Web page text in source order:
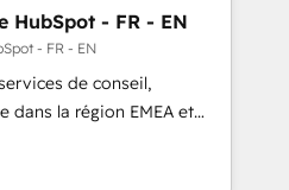
📈 Revenue
Point Success Media. -
AI and custom agents
compliance
HubSpot - FR - EN
- FR - EN
de conseil,
dans la région EMEA et
de 115 experts en
Revops, CRM et